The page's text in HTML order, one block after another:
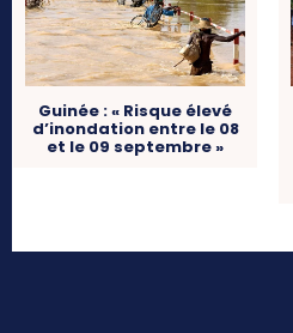
Guinée : « Risque élevé
d’inondation entre le 08
et le 09 septembre »